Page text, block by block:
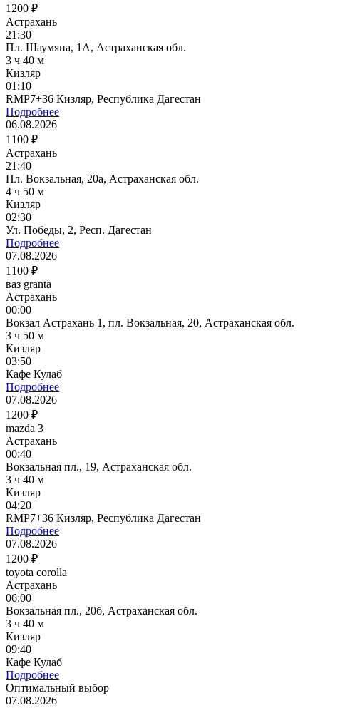
1200 ₽
Астрахань
21:30
Пл. Шаумяна, 1А, Астраханская обл.
3 ч 40 м
Кизляр
01:10
RMP7+36 Кизляр, Республика Дагестан
Подробнее
06.08.2026
1100 ₽
Астрахань
21:40
Пл. Вокзальная, 20а, Астраханская обл.
4 ч 50 м
Кизляр
02:30
Ул. Победы, 2, Респ. Дагестан
Подробнее
07.08.2026
1100 ₽
ваз granta
Астрахань
00:00
Вокзал Астрахань 1, пл. Вокзальная, 20, Астраханская обл.
3 ч 50 м
Кизляр
03:50
Кафе Кулаб
Подробнее
07.08.2026
1200 ₽
mazda 3
Астрахань
00:40
Вокзальная пл., 19, Астраханская обл.
3 ч 40 м
Кизляр
04:20
RMP7+36 Кизляр, Республика Дагестан
Подробнее
07.08.2026
1200 ₽
toyota corolla
Астрахань
06:00
Вокзальная пл., 20б, Астраханская обл.
3 ч 40 м
Кизляр
09:40
Кафе Кулаб
Подробнее
Оптимальный выбор
07.08.2026